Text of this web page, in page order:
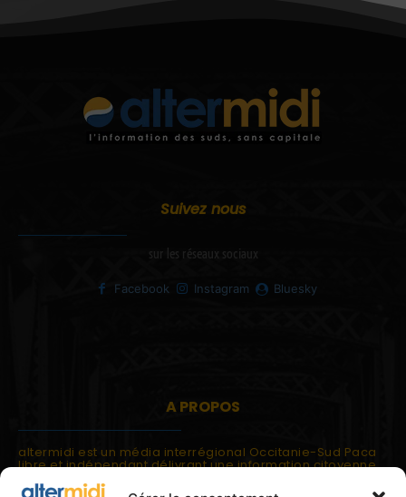
Suivez nous
sur les réseaux sociaux
Facebook Instagram Bluesky
A PROPOS
altermidi est un média interrégional Occitanie-Sud Paca
libre et indépendant délivrant une information citoyenne